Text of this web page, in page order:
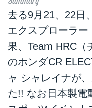
去る9月21、22日
エクスプローラ
果、Team HRC（
のホンダCR
ャ シャレイナが
た!! なお日本製電